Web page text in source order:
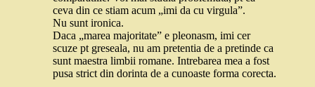
ceva din ce stiam acum „imi da cu virgula”.
Nu sunt ironica.
Daca „marea majoritate” e pleonasm, imi cer
scuze pt greseala, nu am pretentia de a pretinde ca
sunt maestra limbii romane. Intrebarea mea a fost
pusa strict din dorinta de a cunoaste forma corecta.